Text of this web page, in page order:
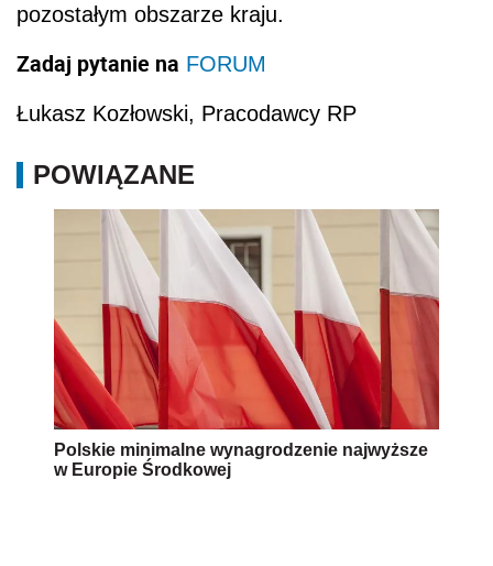
pozostałym obszarze kraju.
Zadaj pytanie na FORUM
Łukasz Kozłowski, Pracodawcy RP
POWIĄZANE
Polskie minimalne wynagrodzenie najwyższe
w Europie Środkowej